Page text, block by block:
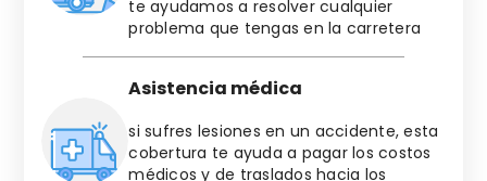
te ayudamos a resolver cualquier
problema que tengas en la carretera
Asistencia médica
si sufres lesiones en un accidente, esta
cobertura te ayuda a pagar los costos
médicos y de traslados hacia los